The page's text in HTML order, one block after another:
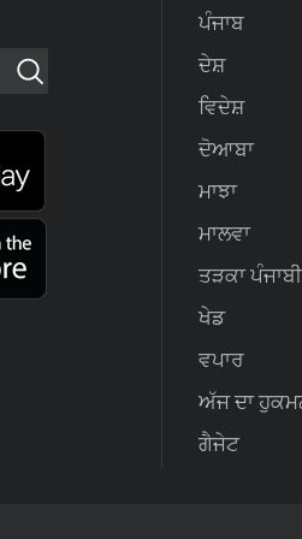
ਪੰਜਾਬ
ਦੇਸ਼
ਵਿਦੇਸ਼
ਦੋਆਬਾ
ਮਾਝਾ
ਮਾਲਵਾ
ਤੜਕਾ ਪੰਜਾਬੀ
ਖੇਡ
ਵਪਾਰ
ਅੱਜ ਦਾ
ਗੈਜੇਟ